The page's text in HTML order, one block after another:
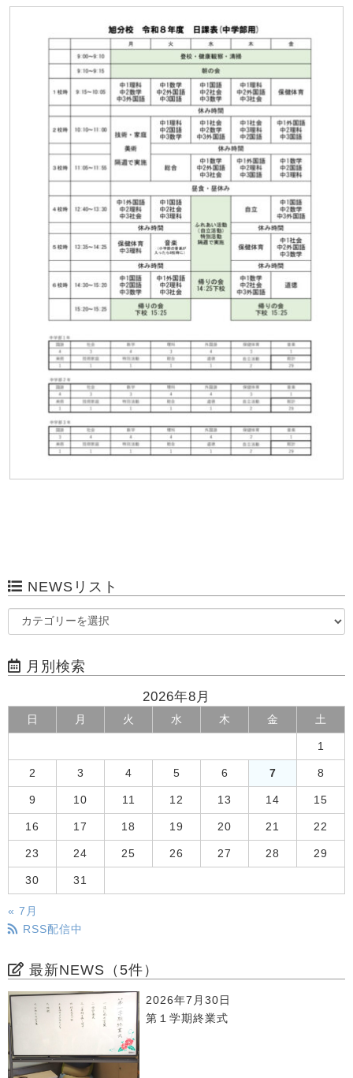
NEWSリスト
月別検索
2026年8月
日 月 火 水 木 金 土
1
2 3 4 5 6 7 8
9 10 11 12 13 14 15
16 17 18 19 20 21 22
23 24 25 26 27 28 29
30 31
« 7月
RSS配信中
最新NEWS（5件）
2026年7月30日
第１学期終業式